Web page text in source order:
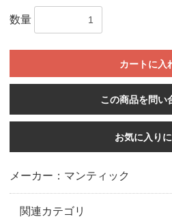
数量
カートに入
この商品を問い
お気に入り
メーカー：マンティック
関連カテゴリ